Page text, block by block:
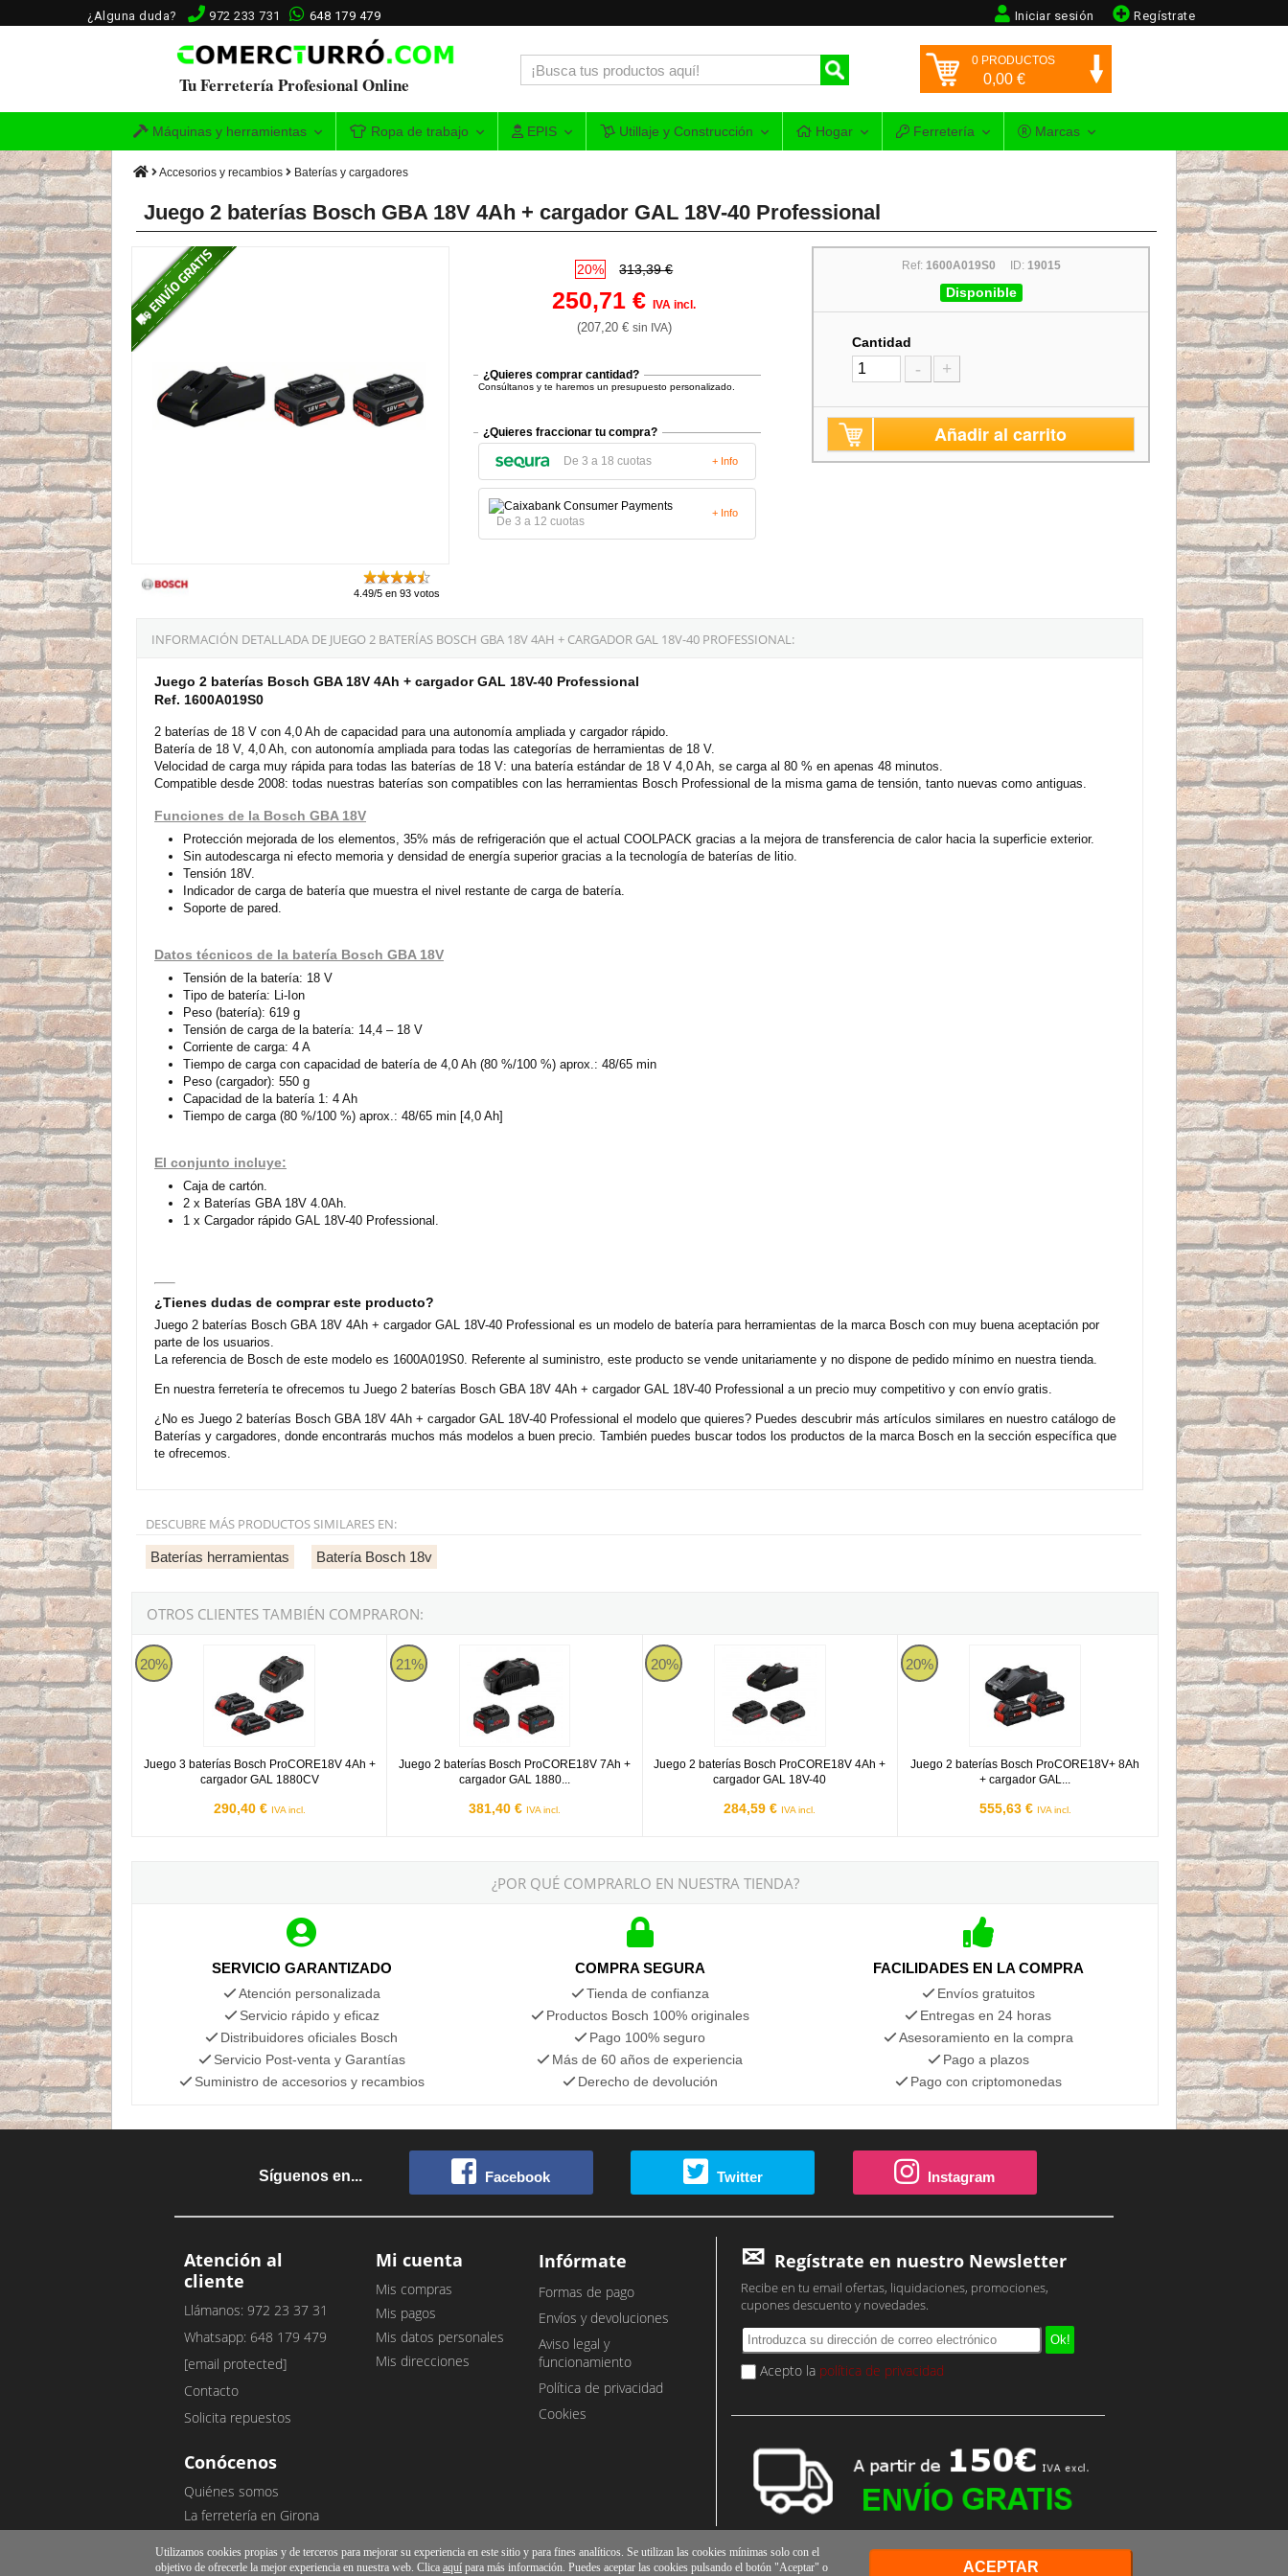
¿Alguna duda? 972 233 731 648 179 479 Regístrate
Iniciar sesión
Tu Ferretería Profesional Online
0 PRODUCTOS
0,00 €
Máquinas y herramientas Ropa de trabajo EPIS Utillaje y Construcción Hogar Ferretería Marcas
Accesorios y recambios Baterías y cargadores
Juego 2 baterías Bosch GBA 18V 4Ah + cargador GAL 18V-40 Professional
4.49/5 en 93 votos
20% 313,39 €
250,71 €IVA incl.
(207,20 € sin IVA)
¿Quieres comprar cantidad?
Consúltanos y te haremos un presupuesto personalizado.
¿Quieres fraccionar tu compra?
De 3 a 18 cuotas + Info
De 3 a 12 cuotas
+ Info
Ref: 1600A019S0 ID: 19015
Disponible
Cantidad
- +
Añadir al carrito
INFORMACIÓN DETALLADA DE JUEGO 2 BATERÍAS BOSCH GBA 18V 4AH + CARGADOR GAL 18V-40 PROFESSIONAL:
Juego 2 baterías Bosch GBA 18V 4Ah + cargador GAL 18V-40 Professional
Ref. 1600A019S0
2 baterías de 18 V con 4,0 Ah de capacidad para una autonomía ampliada y cargador rápido.
Batería de 18 V, 4,0 Ah, con autonomía ampliada para todas las categorías de herramientas de 18 V.
Velocidad de carga muy rápida para todas las baterías de 18 V: una batería estándar de 18 V 4,0 Ah, se carga al 80 % en apenas 48 minutos.
Compatible desde 2008: todas nuestras baterías son compatibles con las herramientas Bosch Professional de la misma gama de tensión, tanto nuevas como antiguas.
Funciones de la Bosch GBA 18V
Protección mejorada de los elementos, 35% más de refrigeración que el actual COOLPACK gracias a la mejora de transferencia de calor hacia la superficie exterior.
Sin autodescarga ni efecto memoria y densidad de energía superior gracias a la tecnología de baterías de litio.
Tensión 18V.
Indicador de carga de batería que muestra el nivel restante de carga de batería.
Soporte de pared.
Datos técnicos de la batería Bosch GBA 18V
Tensión de la batería: 18 V
Tipo de batería: Li-Ion
Peso (batería): 619 g
Tensión de carga de la batería: 14,4 – 18 V
Corriente de carga: 4 A
Tiempo de carga con capacidad de batería de 4,0 Ah (80 %/100 %) aprox.: 48/65 min
Peso (cargador): 550 g
Capacidad de la batería 1: 4 Ah
Tiempo de carga (80 %/100 %) aprox.: 48/65 min [4,0 Ah]
El conjunto incluye:
Caja de cartón.
2 x Baterías GBA 18V 4.0Ah.
1 x Cargador rápido GAL 18V-40 Professional.
¿Tienes dudas de comprar este producto?
Juego 2 baterías Bosch GBA 18V 4Ah + cargador GAL 18V-40 Professional es un modelo de batería para herramientas de la marca Bosch con muy buena aceptación por
parte de los usuarios.
La referencia de Bosch de este modelo es 1600A019S0. Referente al suministro, este producto se vende unitariamente y no dispone de pedido mínimo en nuestra tienda.
En nuestra ferretería te ofrecemos tu Juego 2 baterías Bosch GBA 18V 4Ah + cargador GAL 18V-40 Professional a un precio muy competitivo y con envío gratis.
¿No es Juego 2 baterías Bosch GBA 18V 4Ah + cargador GAL 18V-40 Professional el modelo que quieres? Puedes descubrir más artículos similares en nuestro catálogo de
Baterías y cargadores, donde encontrarás muchos más modelos a buen precio. También puedes buscar todos los productos de la marca Bosch en la sección específica que
te ofrecemos.
DESCUBRE MÁS PRODUCTOS SIMILARES EN:
Baterías herramientas Batería Bosch 18v
OTROS CLIENTES TAMBIÉN COMPRARON:
20%
Juego 3 baterías Bosch ProCORE18V 4Ah +
cargador GAL 1880CV
290,40 € IVA incl.
Juego 3 baterías Bosch ProCORE18V 4Ah + cargador GAL 1880CV
21%
Juego 2 baterías Bosch ProCORE18V 7Ah +
cargador GAL 1880...
381,40 € IVA incl.
Juego 2 baterías Bosch ProCORE18V 7Ah + cargador GAL 1880 CV
20%
Juego 2 baterías Bosch ProCORE18V 4Ah +
cargador GAL 18V-40
284,59 € IVA incl.
Juego 2 baterías Bosch ProCORE18V 4Ah + cargador GAL 18V-40
20%
Juego 2 baterías Bosch ProCORE18V+ 8Ah
+ cargador GAL...
555,63 € IVA incl.
Juego 2 baterías Bosch ProCORE18V+ 8Ah + cargador GAL
¿POR QUÉ COMPRARLO EN NUESTRA TIENDA?
SERVICIO GARANTIZADO
Atención personalizada
Servicio rápido y eficaz
Distribuidores oficiales Bosch
Servicio Post-venta y Garantías
Suministro de accesorios y recambios
COMPRA SEGURA
Tienda de confianza
Productos Bosch 100% originales
Pago 100% seguro
Más de 60 años de experiencia
Derecho de devolución
FACILIDADES EN LA COMPRA
Envíos gratuitos
Entregas en 24 horas
Asesoramiento en la compra
Pago a plazos
Pago con criptomonedas
Síguenos en... Facebook Twitter Instagram
Atención al
cliente
Llámanos: 972 23 37 31
Whatsapp: 648 179 479
[email protected]
Contacto
Solicita repuestos
Conócenos
Quiénes somos
La ferretería en Girona
Opiniones de clientes
Mi cuenta
Mis compras
Mis pagos
Mis datos personales
Mis direcciones
Infórmate
Formas de pago
Envíos y devoluciones
Aviso legal y
funcionamiento
Política de privacidad
Cookies
Regístrate en nuestro Newsletter
Recibe en tu email ofertas, liquidaciones, promociones,
cupones descuento y novedades.
Acepto la política de privacidad
Utilizamos cookies propias y de terceros para mejorar su experiencia en este sitio y para fines analíticos. Se utilizan las cookies mínimas solo con el
objetivo de ofrecerle la mejor experiencia en nuestra web. Clica aquípara más información. Puedes aceptar las cookies pulsando el botón "Aceptar" o ACEPTAR